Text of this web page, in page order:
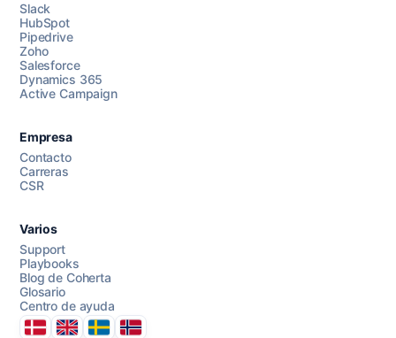
Chatea con nosotros
Slack
HubSpot
Pipedrive
Zoho
Salesforce
Dynamics 365
Active Campaign
Empresa
Contacto
Carreras
CSR
Varios
Support
Playbooks
Blog de Coherta
Glosario
Centro de ayuda
DanmarkUnited Kingdom
SverigeNorge